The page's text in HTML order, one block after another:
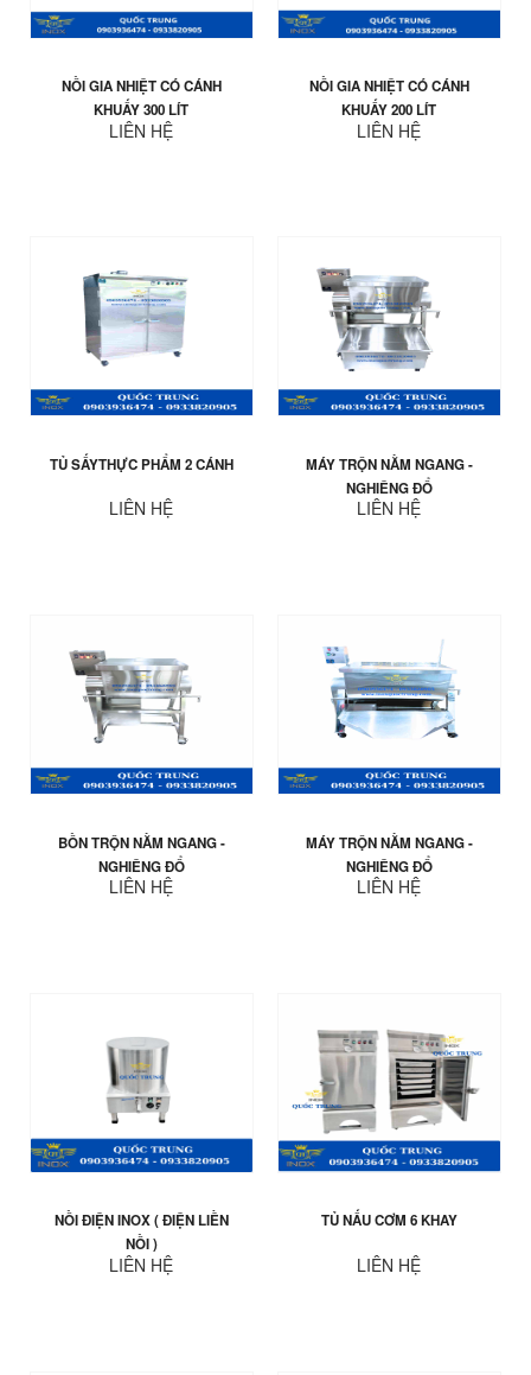
NỒI GIA NHIỆT CÓ CÁNH
KHUẤY 300 LÍT
LIÊN HỆ
NỒI GIA NHIỆT CÓ CÁNH
KHUẤY 200 LÍT
LIÊN HỆ
TỦ SẤYTHỰC PHẨM 2 CÁNH
LIÊN HỆ
MÁY TRỘN NẰM NGANG -
NGHIÊNG ĐỔ
LIÊN HỆ
BỒN TRỘN NẰM NGANG -
NGHIÊNG ĐỔ
LIÊN HỆ
MÁY TRỘN NẰM NGANG -
NGHIÊNG ĐỔ
LIÊN HỆ
NỒI ĐIỆN INOX ( ĐIỆN LIỀN
NỒI )
LIÊN HỆ
TỦ NẤU CƠM 6 KHAY
LIÊN HỆ